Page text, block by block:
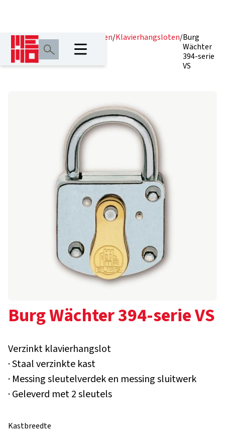
Home/Producten Hangsloten/Klavierhangsloten/Burg
Wächter
394-serie
VS
Burg Wächter 394-serie VS
Verzinkt klavierhangslot
· Staal verzinkte kast
· Messing sleutelverdek en messing sluitwerk
· Geleverd met 2 sleutels
Kastbreedte